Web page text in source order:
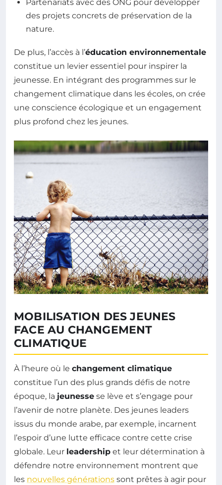
Partenariats avec des ONG pour développer
des projets concrets de préservation de la
nature.
De plus, l’accès à l’éducation environnementale
constitue un levier essentiel pour inspirer la
jeunesse. En intégrant des programmes sur le
changement climatique dans les écoles, on crée
une conscience écologique et un engagement
plus profond chez les jeunes.
MOBILISATION DES JEUNES
FACE AU CHANGEMENT
CLIMATIQUE
À l’heure où le changement climatique
constitue l’un des plus grands défis de notre
époque, la jeunesse se lève et s’engage pour
l’avenir de notre planète. Des jeunes leaders
issus du monde arabe, par exemple, incarnent
l’espoir d’une lutte efficace contre cette crise
globale. Leur leadership et leur détermination à
défendre notre environnement montrent que
les nouvelles générations sont prêtes à agir pour